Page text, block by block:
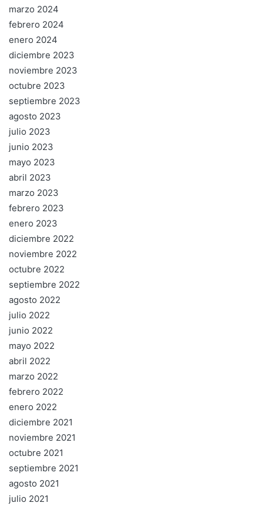
marzo 2024
febrero 2024
enero 2024
diciembre 2023
noviembre 2023
octubre 2023
septiembre 2023
agosto 2023
julio 2023
junio 2023
mayo 2023
abril 2023
marzo 2023
febrero 2023
enero 2023
diciembre 2022
noviembre 2022
octubre 2022
septiembre 2022
agosto 2022
julio 2022
junio 2022
mayo 2022
abril 2022
marzo 2022
febrero 2022
enero 2022
diciembre 2021
noviembre 2021
octubre 2021
septiembre 2021
agosto 2021
julio 2021